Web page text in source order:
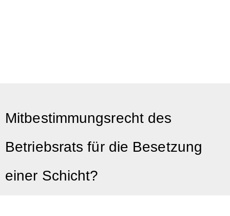
Mitbestimmungsrecht des
Betriebsrats für die Besetzung
einer Schicht?